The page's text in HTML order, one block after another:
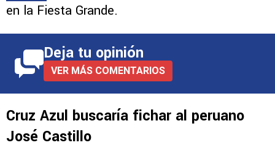
en la Fiesta Grande.
Deja tu opinión
VER MÁS COMENTARIOS
Cruz Azul buscaría fichar al peruano
José Castillo